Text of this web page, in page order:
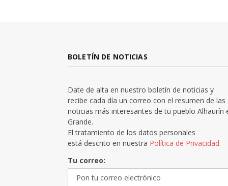
BOLETÍN DE NOTICIAS
Date de alta en nuestro boletín de noticias y
recibe cada día un correo con el resumen de las
noticias más interesantes de tu pueblo Alhaurín
Grande.
El tratamiento de los datos personales
está descrito en nuestra Política de Privacidad.
Tu correo: